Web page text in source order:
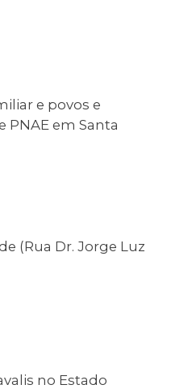
e povos e
PNAE em Santa
(Rua Dr. Jorge Luz
no Estado